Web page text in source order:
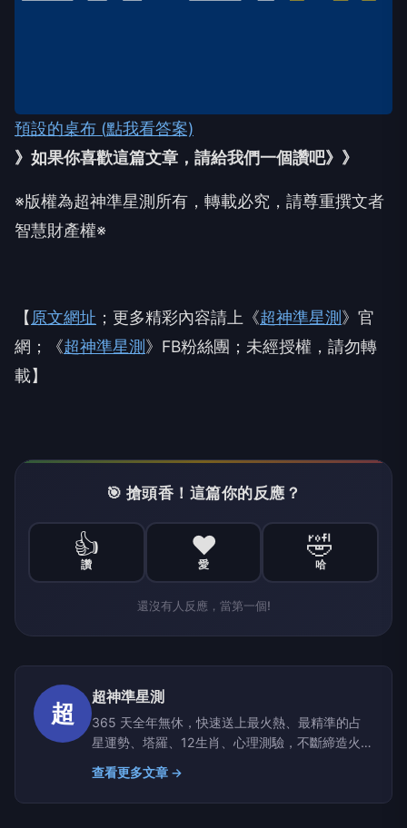
預設的桌布 (點我看答案)
》如果你喜歡這篇文章，請給我們一個讚吧》》
※版權為超神準星測所有，轉載必究，請尊重撰文者
智慧財產權※
【原文網址 ；更多精彩內容請上《超神準星測》官
網；《超神準星測》FB粉絲團；未經授權，請勿轉
載】
🎯 搶頭香！這篇你的反應？
👍
讚
❤️
愛
🤣
哈
還沒有人反應，當第一個!
超
超神準星測
365 天全年無休，快速送上最火熱、最精準的占
星運勢、塔羅、12生肖、心理測驗，不斷締造火熱
又趣味的話題，精心打造命理新樣貌， 彈指之間
解決所有疑難雜症，在重要的日子緊抓住好運氣、
百戰百勝！
查看更多文章 →